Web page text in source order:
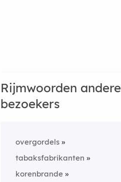
Rijmwoorden andere
bezoekers
overgordels
tabaksfabrikanten
korenbrande